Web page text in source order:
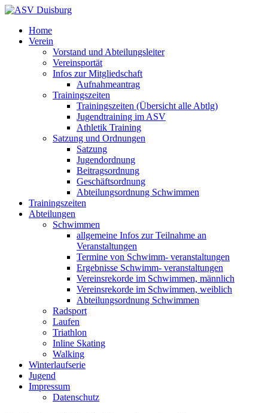
Home
Verein
Vorstand und Abteilungsleiter
Vereinsportät
Infos zur Mitgliedschaft
Aufnahmeantrag
Trainingszeiten
Trainingszeiten (Übersicht alle Abtlg)
Jugendtraining im ASV
Athletik Training
Satzung und Ordnungen
Satzung
Jugendordnung
Beitragsordnung
Geschäftsordnung
Abteilungsordnung Schwimmen
Trainingszeiten
Abteilungen
Schwimmen
allgemeine Infos zur Teilnahme an
Veranstaltungen
Termine von Schwimm- veranstaltungen
Ergebnisse Schwimm- veranstaltungen
Vereinsrekorde im Schwimmen, männlich
Vereinsrekorde im Schwimmen, weiblich
Abteilungsordnung Schwimmen
Radsport
Laufen
Triathlon
Inline Skating
Walking
Winterlaufserie
Jugend
Impressum
Datenschutz